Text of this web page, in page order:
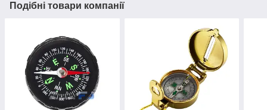
Подібні товари компанії